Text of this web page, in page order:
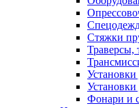
Стяжки
Траверсы,
Установки
Установки
Фонари и